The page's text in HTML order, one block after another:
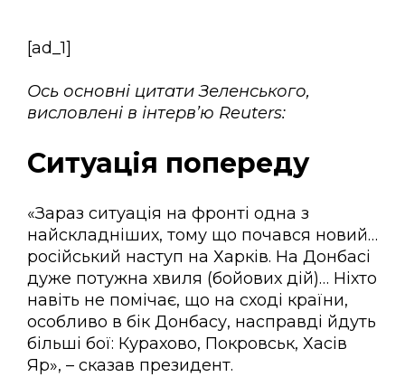
[ad_1]
Ось основні цитати Зеленського,
висловлені в інтерв’ю Reuters:
Ситуація попереду
«Зараз ситуація на фронті одна з
найскладніших, тому що почався новий…
російський наступ на Харків. На Донбасі
дуже потужна хвиля (бойових дій)… Ніхто
навіть не помічає, що на сході країни,
особливо в бік Донбасу, насправді йдуть
більші бої: Курахово, Покровськ, Хасів
Яр», – сказав президент.